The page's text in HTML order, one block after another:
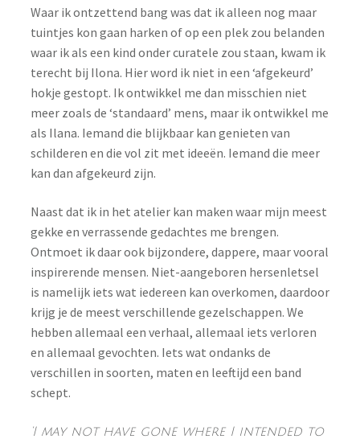
Waar ik ontzettend bang was dat ik alleen nog maar
tuintjes kon gaan harken of op een plek zou belanden
waar ik als een kind onder curatele zou staan, kwam ik
terecht bij Ilona. Hier word ik niet in een ‘afgekeurd’
hokje gestopt. Ik ontwikkel me dan misschien niet
meer zoals de ‘standaard’ mens, maar ik ontwikkel me
als Ilana. Iemand die blijkbaar kan genieten van
schilderen en die vol zit met ideeën. Iemand die meer
kan dan afgekeurd zijn.
Naast dat ik in het atelier kan maken waar mijn meest
gekke en verrassende gedachtes me brengen.
Ontmoet ik daar ook bijzondere, dappere, maar vooral
inspirerende mensen. Niet-aangeboren hersenletsel
is namelijk iets wat iedereen kan overkomen, daardoor
krijg je de meest verschillende gezelschappen. We
hebben allemaal een verhaal, allemaal iets verloren
en allemaal gevochten. Iets wat ondanks de
verschillen in soorten, maten en leeftijd een band
schept.
‘I may not have gone where I intended to